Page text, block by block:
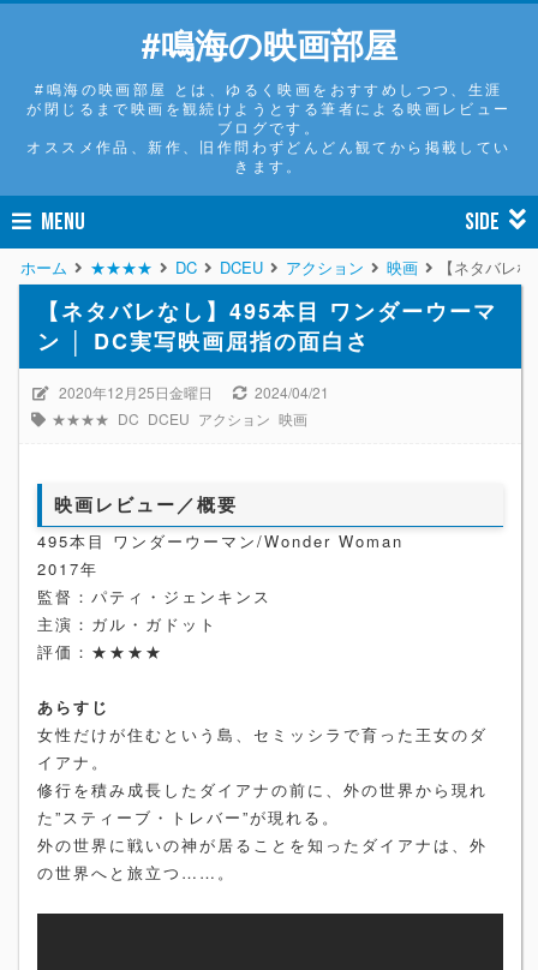
#鳴海の映画部屋
#鳴海の映画部屋 とは、ゆるく映画をおすすめしつつ、生涯
が閉じるまで映画を観続けようとする筆者による映画レビュー
ブログです。
オススメ作品、新作、旧作問わずどんどん観てから掲載してい
きます。
MENU SIDE
ホーム ★★★★ DC DCEU アクション 映画 【ネタバレ
【ネタバレなし】495本目 ワンダーウーマ
ン │ DC実写映画屈指の面白さ
2020年12月25日金曜日
2024/04/21
★★★★ DC DCEU アクション 映画
映画レビュー／概要
495本目 ワンダーウーマン/Wonder Woman
2017年
監督：パティ・ジェンキンス
主演：ガル・ガドット
評価：★★★★
あらすじ
女性だけが住むという島、セミッシラで育った王女のダ
イアナ。
修行を積み成長したダイアナの前に、外の世界から現れ
た”スティーブ・トレバー”が現れる。
外の世界に戦いの神が居ることを知ったダイアナは、外
の世界へと旅立つ……。